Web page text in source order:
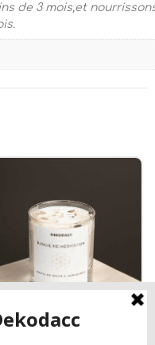
de 3 mois,et